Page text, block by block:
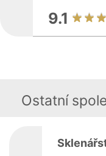
9.1
Ostatní